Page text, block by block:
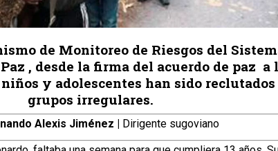
de Monitoreo de Riesgos del
, desde la firma del acuerdo de paz a
niños y adolescentes han sido
grupos irregulares.
Alexis Jiménez | Dirigente sugoviano